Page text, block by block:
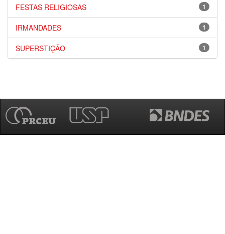
1
FESTAS RELIGIOSAS
1
IRMANDADES
1
SUPERSTIÇÃO